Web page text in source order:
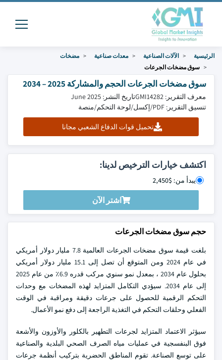
الرئيسية الآلات الصناعية معدات صناعية
مضخات
سوق مضخات الجرعات
سوق مضخات الجرعات الحجم والمشاركة 2025 – 2034
معرف التقرير: GMI14282
تاريخ النشر: June 2025
تنسيق التقرير: PDF/إكسل/لوحة التحكم/منصة
تحميل قوات الدفاع الشعبي مجانا
اكتشف خيارات الترخيص لدينا:
يبدأ من: $2,450
اشتر الآن
حجم سوق مضخات الجرعات
بلغت قيمة سوق مضخات الجرعات العالمية 7.8 مليار دولار أمريكي
في عام 2024 ومن المتوقع أن تصل إلى 15.1 مليار دولار أمريكي
بحلول عام 2034 ، بمعدل نمو سنوي مركب قدره 6.9٪ من عام 2025
إلى عام 2034. سيؤدي التكامل المتزايد لهذه المضخات مع وحدات
التحكم الرقمية للحصول على جرعات دقيقة ومراقبة في الوقت
الفعلي وحلقات التحكم في التغذية الراجعة إلى دفع نمو الأعمال.
سيؤثر الاعتماد المتزايد لجرعات التطهير بالكلور والأوزون والأشعة
فوق البنفسجية في عمليات مياه الصرف الصحي البلدية والصناعية
على توسع الصناعة. تقوم المناطق الحضرية بتركيب أنظمة جرعات